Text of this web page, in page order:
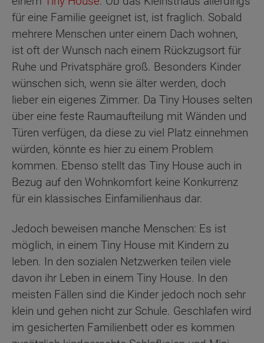
für eine Familie geeignet ist, ist fraglich. Sobald
mehrere Menschen unter einem Dach wohnen,
ist oft der Wunsch nach einem Rückzugsort für
Ruhe und Privatsphäre groß. Besonders Kinder
wünschen sich, wenn sie älter werden, doch
lieber ein eigenes Zimmer. Da Tiny Houses selten
über eine feste Raumaufteilung mit Wänden und
Türen verfügen, da diese zu viel Platz einnehmen
würden, könnte es hier zu einem Problem
kommen. Ebenso stellt das Tiny House auch in
Bezug auf den Wohnkomfort keine Konkurrenz
für ein klassisches Einfamilienhaus dar.
Jedoch beweisen manche Menschen: Es ist
möglich, in einem Tiny House mit Kindern zu
leben. In den sozialen Netzwerken teilen viele
davon ihr Leben in einem Tiny House. In den
meisten Fällen sind die Kinder jedoch noch sehr
klein und gehen nicht zur Schule. Geschlafen wird
im gesicherten Familienbett oder es kommen